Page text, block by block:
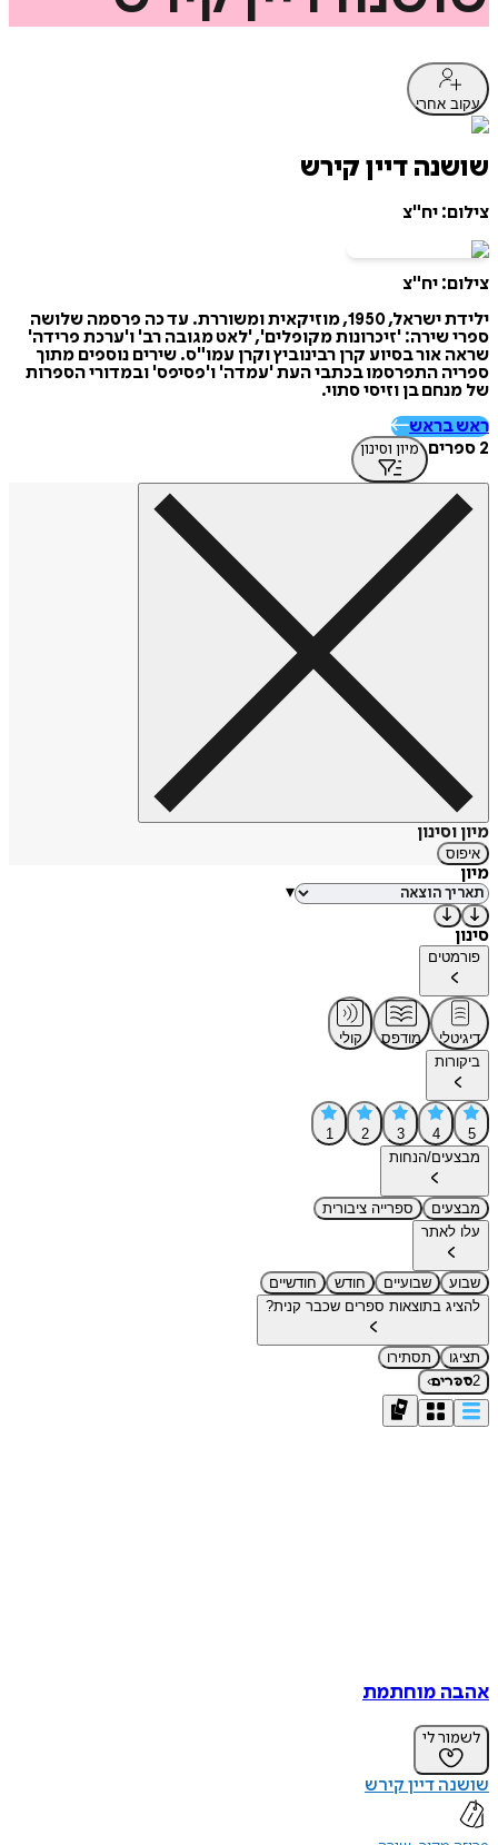
עקוב אחרי
שושנה דיין קירש
צילום: יח"צ
צילום: יח"צ
ילידת ישראל, 1950, מוזיקאית ומשוררת. עד כה פרסמה שלושה
ספרי שירה: 'זיכרונות מקופלים', 'לאט מגובה רב' ו'ערכת פרידה'
שראה אור בסיוע קרן רבינוביץ וקרן עמו"ס. שירים נוספים מתוך
ספריה התפרסמו בכתבי העת 'עמדה' ו'פסיפס' ובמדורי הספרות
של מנחם בן וזיסי סתוי.
ראש בראש
2 ספרים
מיון וסינון
מיון וסינון
איפוס
מיון
▾
סינון
פורמטים
דיגיטלי מודפס
קולי
ביקורות
5
4
3
2
1
מבצעים/הנחות
מבצעים
ספרייה ציבורית
עלו לאתר
שבוע שבועיים חודש
חודשיים
להציג בתוצאות ספרים שכבר קנית?
תציגו
תסתירו
2ספרים›
אהבה מוחתמת
לשמור לי
שושנה דיין קירש